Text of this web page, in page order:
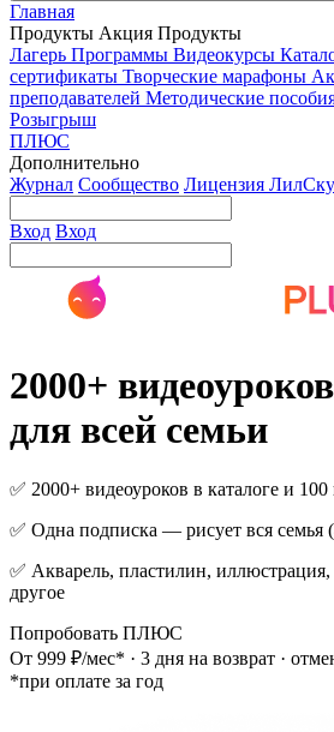
Главная
Продукты Акция Продукты
Лагерь Программы Видеокурсы
сертификаты Творческие марафоны
преподавателей Методические
Розыгрыш
ПЛЮС
Дополнительно
Журнал Сообщество Лицензия
Вход Вход
2000+
для всей семьи
✅ 2000+ видеоуроков в каталоге и 100
✅ Одна подписка — рисует вся семья
✅ Акварель, пластилин,
другое
Попробовать ПЛЮС
От 999 ₽/мес* · 3 дня на возврат ·
*при оплате за год